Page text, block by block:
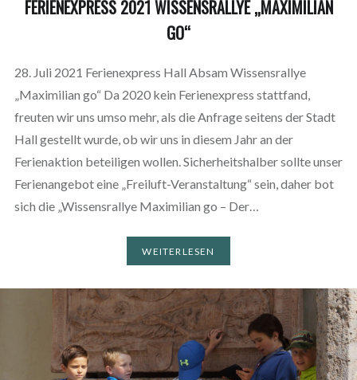
FERIENEXPRESS 2021 WISSENSRALLYE „MAXIMILIAN
GO“
28. Juli 2021 Ferienexpress Hall Absam Wissensrallye
„Maximilian go“ Da 2020 kein Ferienexpress stattfand,
freuten wir uns umso mehr, als die Anfrage seitens der Stadt
Hall gestellt wurde, ob wir uns in diesem Jahr an der
Ferienaktion beteiligen wollen. Sicherheitshalber sollte unser
Ferienangebot eine „Freiluft-Veranstaltung“ sein, daher bot
sich die „Wissensrallye Maximilian go – Der…
WEITERLESEN